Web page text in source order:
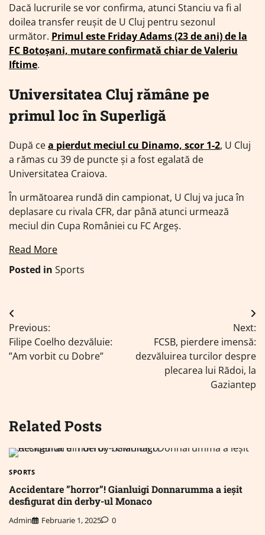
Dacă lucrurile se vor confirma, atunci Stanciu va fi al
doilea transfer reușit de U Cluj pentru sezonul
următor. Primul este Friday Adams (23 de ani) de la
FC Botoșani, mutare confirmată chiar de Valeriu
Iftime.
Universitatea Cluj rămâne pe
primul loc în Superligă
După cea pierdut meciul cu Dinamo, scor 1-2, U Cluj
a rămas cu 39 de puncte și a fost egalată de
Universitatea Craiova.
În următoarea rundă din campionat, U Cluj va juca în
deplasare cu rivala CFR, dar până atunci urmează
meciul din Cupa României cu FC Argeș.
Read More
Posted in Sports
Navigare
în
articole
Previous:
Filipe Coelho dezvăluie:
”Am vorbit cu Dobre”
Next:
FCSB, pierdere imensă:
dezvăluirea turcilor despre
plecarea lui Rădoi, la
Gaziantep
Related Posts
SPORTS
Accidentare ”horror”! Gianluigi Donnarumma a ieșit
desfigurat din derby-ul Monaco
Admin Februarie 1, 2025 0